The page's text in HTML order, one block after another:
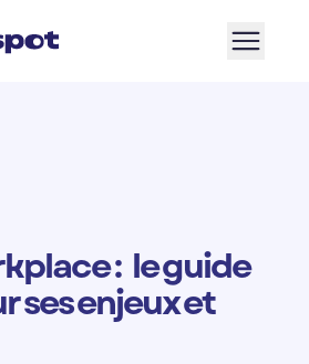
: le guide
ses enjeux et